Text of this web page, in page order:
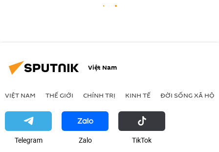
Việt Nam
VIỆT NAM THẾ GIỚI CHÍNH TRỊ KINH TẾ ĐỜI SỐNG XÃ HỘI
Telegram Zalo ТikТоk